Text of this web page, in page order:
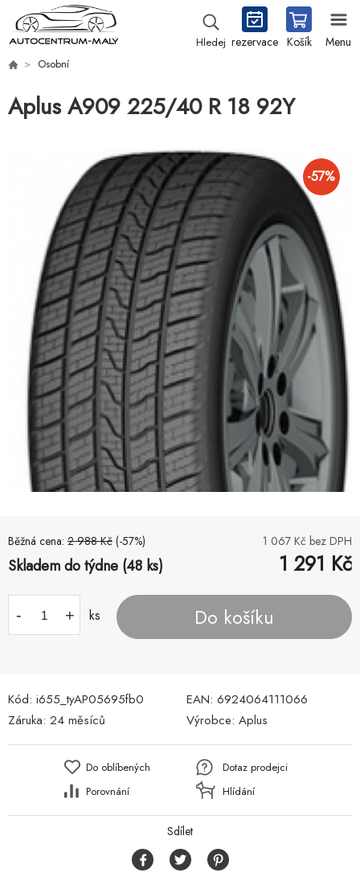
Hledej rezervace Košík Menu
Osobní
Aplus A909 225/40 R 18 92Y
-57%
Běžná cena: 2 988 Kč (-57%) 1 067 Kč bez DPH
Skladem do týdne (48 ks) 1 291 Kč
- + ks Do košíku
Kód: i655_tyAP05695fb0 EAN: 6924064111066
Záruka: 24 měsíců Výrobce: Aplus
Do oblíbených
Porovnání
Dotaz prodejci
Hlídání
Sdílet